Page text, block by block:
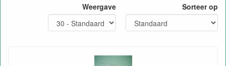
Weergave Sorteer op